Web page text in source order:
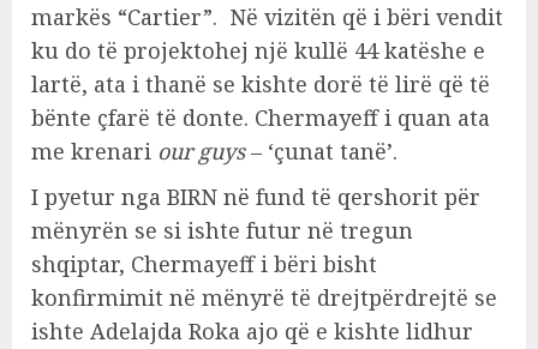
markës “Cartier”. Në vizitën që i bëri vendit
ku do të projektohej një kullë 44 katëshe e
lartë, ata i thanë se kishte dorë të lirë që të
bënte çfarë të donte. Chermayeff i quan ata
me krenari our guys– ‘çunat tanë’.
I pyetur nga BIRN në fund të qershorit për
mënyrën se si ishte futur në tregun
shqiptar, Chermayeff i bëri bisht
konfirmimit në mënyrë të drejtpërdrejtë se
ishte Adelajda Roka ajo që e kishte lidhur